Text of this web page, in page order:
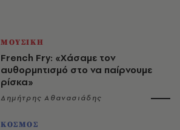
ΜΟΥΣΙΚΗ
French Fry: «Χάσαμε τον
αυθορμητισμό στο να παίρνουμε
ρίσκα»
Δημήτρης Αθανασιάδης
ΚΟΣΜΟΣ